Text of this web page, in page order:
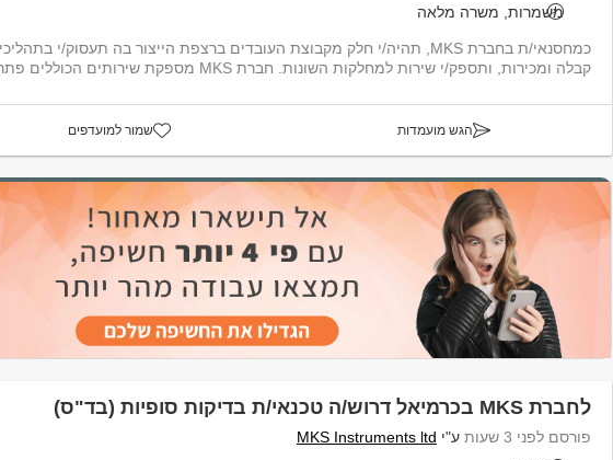
משמרות, משרה מלאה
כמחסנאי/ת בחברת MKS, תהיה/י חלק מקבוצת העובדים ברצפת הייצור בה תעסוק/י בתהליכי
קבלה ומכירות, ותספק/י שירות למחלקות השונות. חברת MKS מספקת שירותים הכוללים פתרונ...
הגש מועמדות שמור למועדפים
לחברת MKS בכרמיאל דרוש/ה טכנאי/ת בדיקות סופיות (בד"ס)
פורסם לפני 3 שעות ע"י MKS Instruments ltd